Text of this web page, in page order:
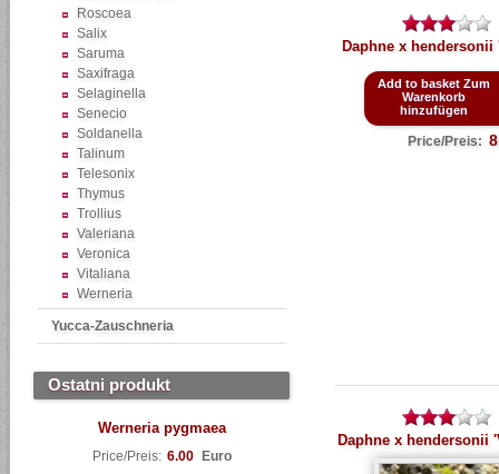
Roscoea
Salix
Saruma
Saxifraga
Selaginella
Senecio
Soldanella
Talinum
Telesonix
Thymus
Trollius
Valeriana
Veronica
Vitaliana
Werneria
Yucca-Zauschneria
Ostatni produkt
Werneria pygmaea
Price/Preis: 6.00 Euro
Daphne x hendersonii
Add to basket Zum
Warenkorb
hinzufügen
Price/Preis:
Daphne x hendersonii